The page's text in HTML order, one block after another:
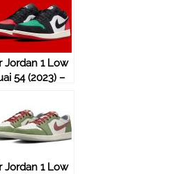
Jordan 1 Low
54 (2023) –
Jordan 1 Low